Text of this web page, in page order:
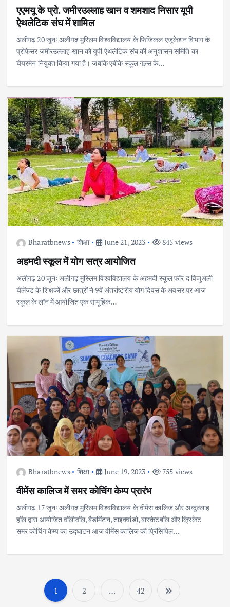
एएमयू के प्रो. जमीरउल्लाह खान व शमशाद निसार यूपी
ऐथलेटिक संघ में शामिल
अलीगढ़ 20 जूनः अलीगढ़ मुस्लिम विश्वविद्यालय के फिजिकल एजूकेशन विभाग के
प्रोफेसर जमीरउल्लाह खान को यूपी ऐथलेटिक संघ की अनुशासन समिति का
चैयरमेन नियुक्त किया गया है। जबकि एबीके स्कूल गल्र्स के…
Bharatbnews शिक्षा June 21, 2023 845 views
अहमदी स्कूल में योग सत्र आयोजित
अलीगढ़ 20 जूनः अलीगढ़ मुस्लिम विश्वविद्यालय के अहमदी स्कूल फॉर द विजुअली
चैलेंज्ड के शिक्षकों और छात्रों ने 9वें अंतर्राष्ट्रीय योग दिवस के अवसर पर आज
स्कूल के लॉन में आयोजित एक सामूहिक…
Bharatbnews शिक्षा June 19, 2023 755 views
वीमेंस कालिज में समर कोचिंग केम्प प्रारंभ
अलीगढ़ 17 जूनः अलीगढ़ मुस्लिम विश्वविद्यालय के वीमेंस कालिज और अब्दुल्लाह
हाॅल द्वारा आयोजित वाॅलीवाॅल, बैडमिंटन, ताइक्वांडो, बास्केटबाॅल और क्रिकेट
समर कोचिंग केम्प का उद्घाटन आज वीमेंस कालिज की प्रिंसिपिल…
1 2 … 42